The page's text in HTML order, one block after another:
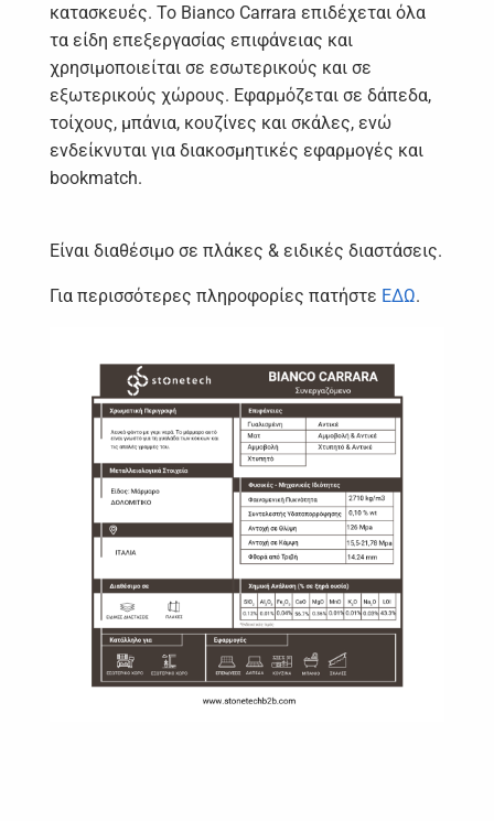
κατασκευές. Το Bianco Carrara επιδέχεται όλα
τα είδη επεξεργασίας επιφάνειας και
χρησιμοποιείται σε εσωτερικούς και σε
εξωτερικούς χώρους. Εφαρμόζεται σε δάπεδα,
τοίχους, μπάνια, κουζίνες και σκάλες, ενώ
ενδείκνυται για διακοσμητικές εφαρμογές και
bookmatch.
Είναι διαθέσιμο σε πλάκες & ειδικές διαστάσεις.
Για περισσότερες πληροφορίες πατήστε ΕΔΩ.